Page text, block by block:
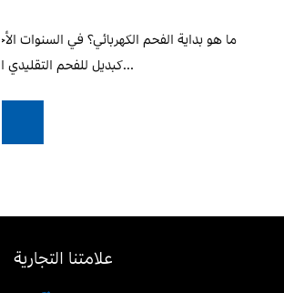
ما هو
والاختلافات والصيانة وأفضل
علامتنا التجارية